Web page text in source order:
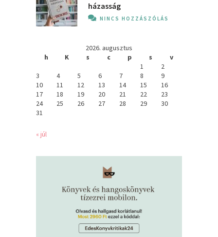
házasság
NINCS HOZZÁSZÓLÁS
2026. augusztus
h
K s c p s
v
1
2
3
4 5 6 7 8
9
10
11 12 13 14 15
16
17
18 19 20 21 22
23
24
25 26 27 28 29
30
31
« júl